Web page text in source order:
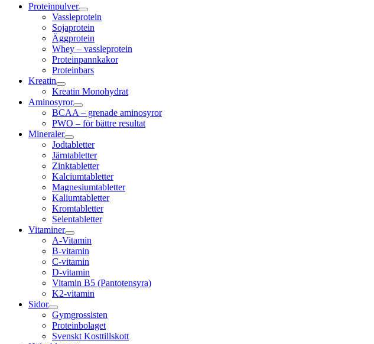
Proteinpulver
Vassleprotein
Sojaprotein
Äggprotein
Whey – vassleprotein
Proteinpannkakor
Proteinbars
Kreatin
Kreatin Monohydrat
Aminosyror
BCAA – grenade aminosyror
PWO – för bättre resultat
Mineraler
Jodtabletter
Järntabletter
Zinktabletter
Kalciumtabletter
Magnesiumtabletter
Kaliumtabletter
Kromtabletter
Selentabletter
Vitaminer
A-Vitamin
B-vitamin
C-vitamin
D-vitamin
Vitamin B5 (Pantotensyra)
K2-vitamin
Sidor
Gymgrossisten
Proteinbolaget
Svenskt Kosttillskott